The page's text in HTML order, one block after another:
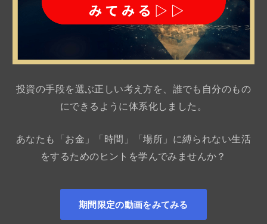
投資の手段を選ぶ正しい考え方を、誰でも自分のもの
にできるように体系化しました。
あなたも「お金」「時間」「場所」に縛られない生活
をするためのヒントを学んでみませんか？
期間限定の動画をみてみる